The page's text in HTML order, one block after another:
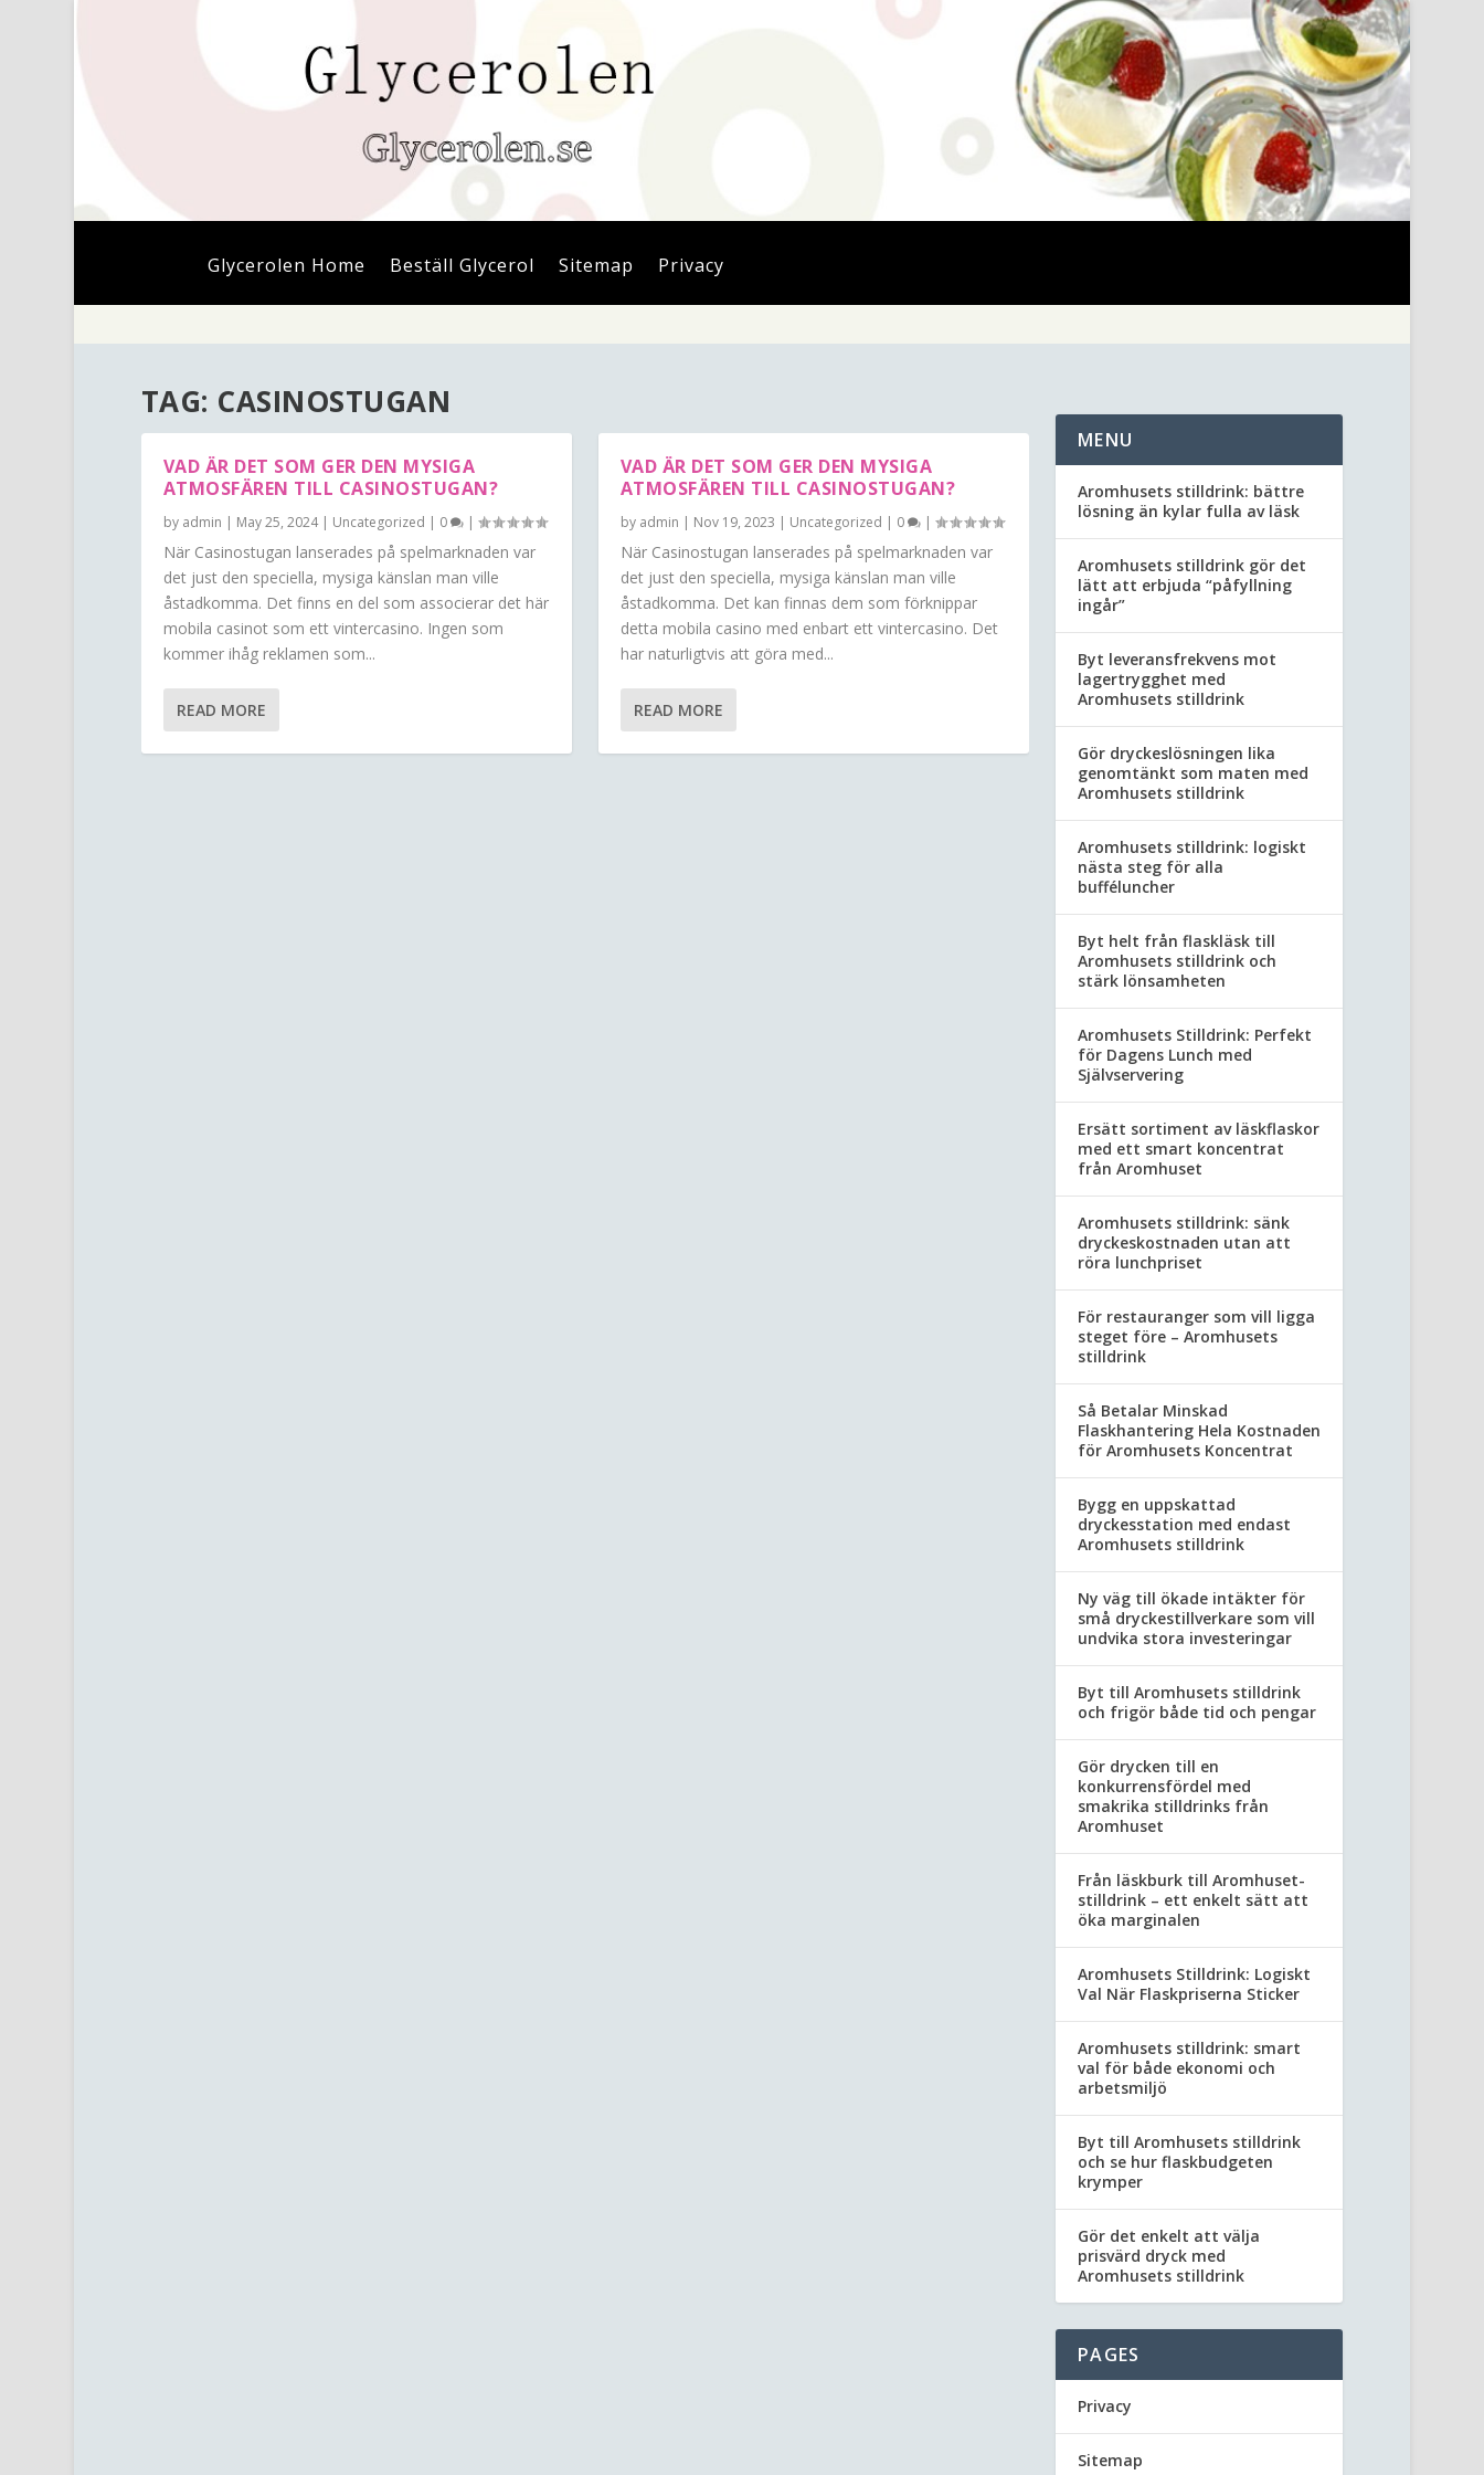
Glycerolen Home Beställ Glycerol Sitemap Privacy
TAG: CASINOSTUGAN
VAD ÄR DET SOM GER DEN MYSIGA
ATMOSFÄREN TILL CASINOSTUGAN?
by admin | May 25, 2024| Uncategorized | 0 |
När Casinostugan lanserades på spelmarknaden var
det just den speciella, mysiga känslan man ville
åstadkomma. Det finns en del som associerar det här
mobila casinot som ett vintercasino. Ingen som
kommer ihåg reklamen som...
READ MORE
VAD ÄR DET SOM GER DEN MYSIGA
ATMOSFÄREN TILL CASINOSTUGAN?
by admin | Nov 19, 2023 | Uncategorized | 0 |
När Casinostugan lanserades på spelmarknaden var
det just den speciella, mysiga känslan man ville
åstadkomma. Det kan finnas dem som förknippar
detta mobila casino med enbart ett vintercasino. Det
har naturligtvis att göra med...
READ MORE
MENU
Aromhusets stilldrink: bättre
lösning än kylar fulla av läsk
Aromhusets stilldrink gör det
lätt att erbjuda “påfyllning
ingår”
Byt leveransfrekvens mot
lagertrygghet med
Aromhusets stilldrink
Gör dryckeslösningen lika
genomtänkt som maten med
Aromhusets stilldrink
Aromhusets stilldrink: logiskt
nästa steg för alla
bufféluncher
Byt helt från flaskläsk till
Aromhusets stilldrink och
stärk lönsamheten
Aromhusets Stilldrink: Perfekt
för Dagens Lunch med
Självservering
Ersätt sortiment av läskflaskor
med ett smart koncentrat
från Aromhuset
Aromhusets stilldrink: sänk
dryckeskostnaden utan att
röra lunchpriset
För restauranger som vill ligga
steget före – Aromhusets
stilldrink
Så Betalar Minskad
Flaskhantering Hela Kostnaden
för Aromhusets Koncentrat
Bygg en uppskattad
dryckesstation med endast
Aromhusets stilldrink
Ny väg till ökade intäkter för
små dryckestillverkare som vill
undvika stora investeringar
Byt till Aromhusets stilldrink
och frigör både tid och pengar
Gör drycken till en
konkurrensfördel med
smakrika stilldrinks från
Aromhuset
Från läskburk till Aromhuset-
stilldrink – ett enkelt sätt att
öka marginalen
Aromhusets Stilldrink: Logiskt
Val När Flaskpriserna Sticker
Aromhusets stilldrink: smart
val för både ekonomi och
arbetsmiljö
Byt till Aromhusets stilldrink
och se hur flaskbudgeten
krymper
Gör det enkelt att välja
prisvärd dryck med
Aromhusets stilldrink
PAGES
Privacy
Sitemap